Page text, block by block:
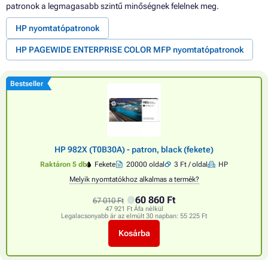
patronok a legmagasabb szintű minőségnek felelnek meg.
HP nyomtatópatronok
HP PAGEWIDE ENTERPRISE COLOR MFP nyomtatópatronok
Bestseller
HP 982X (T0B30A) - patron, black (fekete)
Raktáron 5 db Fekete 20000 oldal 3 Ft / oldal
HP
Melyik nyomtatókhoz alkalmas a termék?
67 010 Ft 60 860 Ft
47 921 Ft Áfa nélkül
Legalacsonyabb ár az elmúlt 30 napban: 55 225 Ft
Kosárba